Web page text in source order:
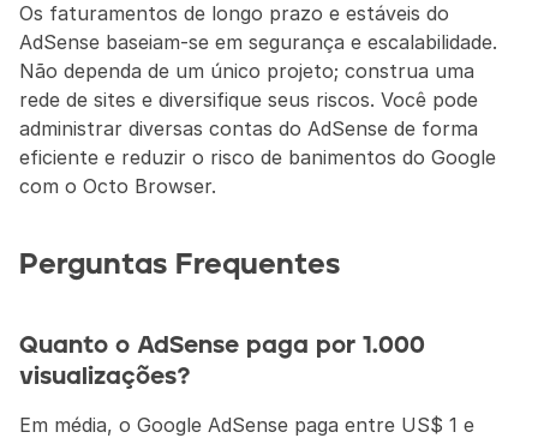
Os faturamentos de longo prazo e estáveis do
AdSense baseiam-se em segurança e escalabilidade.
Não dependa de um único projeto; construa uma
rede de sites e diversifique seus riscos. Você pode
administrar diversas contas do AdSense de forma
eficiente e reduzir o risco de banimentos do Google
com o Octo Browser.
Perguntas Frequentes
Quanto o AdSense paga por 1.000
visualizações?
Em média, o Google AdSense paga entre US$ 1 e